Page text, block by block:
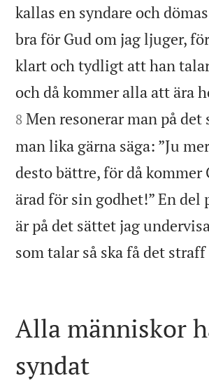
kallas en syndare och
bra för Gud om jag ljuger,
klart och tydligt att han
och då kommer alla att ära
8 Men resonerar man på det
man lika gärna säga: ”Ju
desto bättre, för då kommer
ärad för sin godhet!” En del
är på det sättet jag
som talar så ska få det
Alla människor
syndat